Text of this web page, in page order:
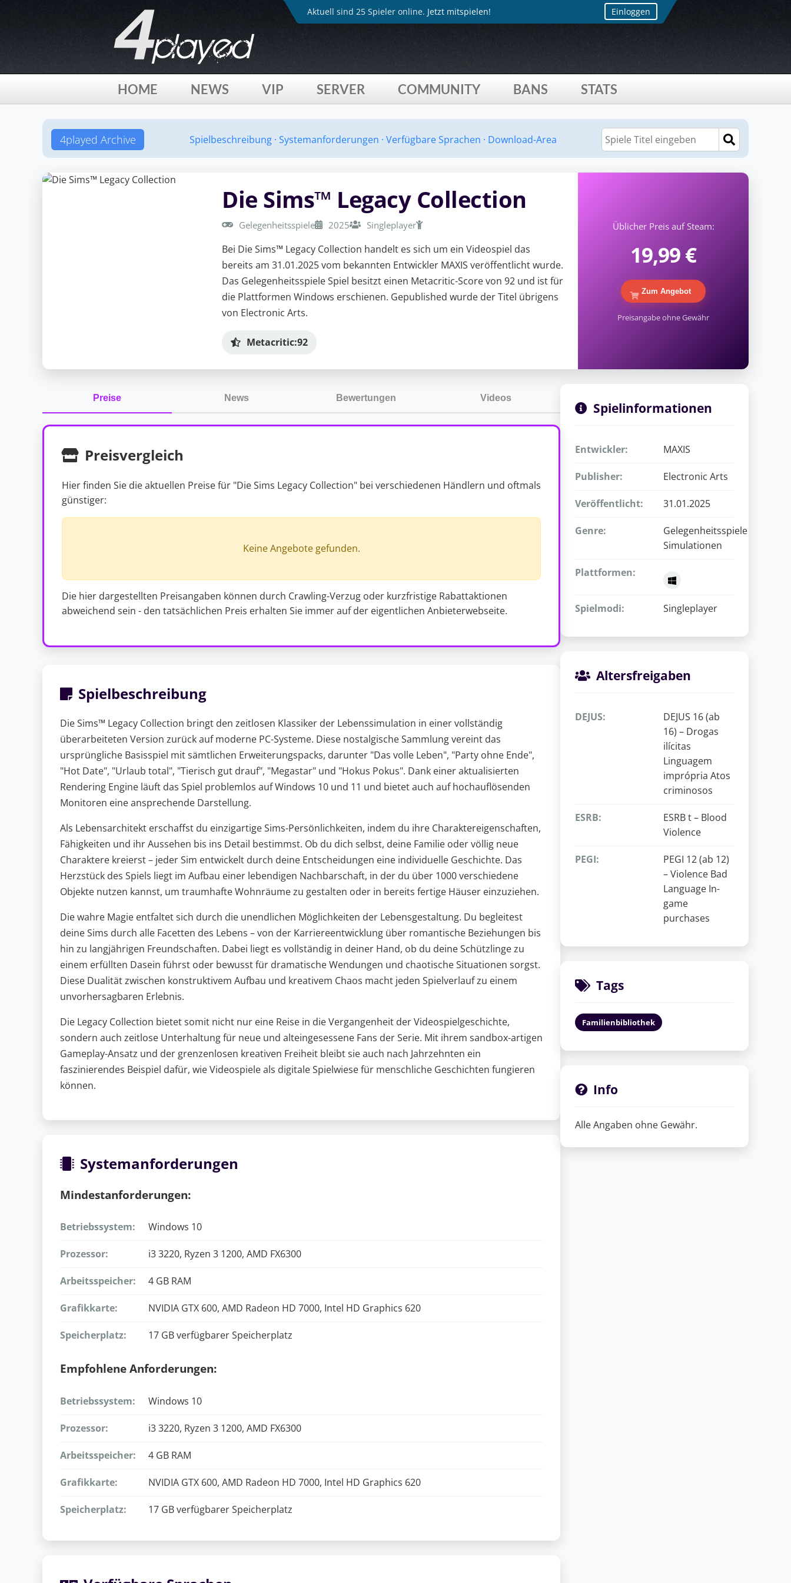
Aktuell sind 25 Spieler online. Jetzt mitspielen! Einloggen
HOME NEWS VIP SERVER COMMUNITY BANS STATS
4played Archive Spielbeschreibung· Systemanforderungen · Verfügbare Sprachen · Download-Area
Die Sims™ Legacy Collection
Gelegenheitsspiele 2025 Singleplayer
Bei Die Sims™ Legacy Collection handelt es sich um ein Videospiel das
bereits am 31.01.2025 vom bekannten Entwickler MAXIS veröffentlicht wurde.
Das Gelegenheitsspiele Spiel besitzt einen Metacritic-Score von 92 und ist für
die Plattformen Windows erschienen. Gepublished wurde der Titel übrigens
von Electronic Arts.
Metacritic:92
Üblicher Preis auf Steam:
19,99 €
Zum Angebot
Preisangabe ohne Gewähr
Preise News Bewertungen Videos
Preisvergleich
Hier finden Sie die aktuellen Preise für "Die Sims Legacy Collection" bei verschiedenen Händlern und oftmals
günstiger:
Keine Angebote gefunden.
Die hier dargestellten Preisangaben können durch Crawling-Verzug oder kurzfristige Rabattaktionen
abweichend sein - den tatsächlichen Preis erhalten Sie immer auf der eigentlichen Anbieterwebseite.
Spielbeschreibung
Die Sims™ Legacy Collection bringt den zeitlosen Klassiker der Lebenssimulation in einer vollständig
überarbeiteten Version zurück auf moderne PC-Systeme. Diese nostalgische Sammlung vereint das
ursprüngliche Basisspiel mit sämtlichen Erweiterungspacks, darunter "Das volle Leben", "Party ohne Ende",
"Hot Date", "Urlaub total", "Tierisch gut drauf", "Megastar" und "Hokus Pokus". Dank einer aktualisierten
Rendering Engine läuft das Spiel problemlos auf Windows 10 und 11 und bietet auch auf hochauflösenden
Monitoren eine ansprechende Darstellung.
Als Lebensarchitekt erschaffst du einzigartige Sims-Persönlichkeiten, indem du ihre Charaktereigenschaften,
Fähigkeiten und ihr Aussehen bis ins Detail bestimmst. Ob du dich selbst, deine Familie oder völlig neue
Charaktere kreierst – jeder Sim entwickelt durch deine Entscheidungen eine individuelle Geschichte. Das
Herzstück des Spiels liegt im Aufbau einer lebendigen Nachbarschaft, in der du über 1000 verschiedene
Objekte nutzen kannst, um traumhafte Wohnräume zu gestalten oder in bereits fertige Häuser einzuziehen.
Die wahre Magie entfaltet sich durch die unendlichen Möglichkeiten der Lebensgestaltung. Du begleitest
deine Sims durch alle Facetten des Lebens – von der Karriereentwicklung über romantische Beziehungen bis
hin zu langjährigen Freundschaften. Dabei liegt es vollständig in deiner Hand, ob du deine Schützlinge zu
einem erfüllten Dasein führst oder bewusst für dramatische Wendungen und chaotische Situationen sorgst.
Diese Dualität zwischen konstruktivem Aufbau und kreativem Chaos macht jeden Spielverlauf zu einem
unvorhersagbaren Erlebnis.
Die Legacy Collection bietet somit nicht nur eine Reise in die Vergangenheit der Videospielgeschichte,
sondern auch zeitlose Unterhaltung für neue und alteingesessene Fans der Serie. Mit ihrem sandbox-artigen
Gameplay-Ansatz und der grenzenlosen kreativen Freiheit bleibt sie auch nach Jahrzehnten ein
faszinierendes Beispiel dafür, wie Videospiele als digitale Spielwiese für menschliche Geschichten fungieren
können.
Systemanforderungen
Mindestanforderungen:
Betriebssystem: Windows 10
Prozessor: i3 3220, Ryzen 3 1200, AMD FX6300
Arbeitsspeicher: 4 GB RAM
Grafikkarte: NVIDIA GTX 600, AMD Radeon HD 7000, Intel HD Graphics 620
Speicherplatz: 17 GB verfügbarer Speicherplatz
Empfohlene Anforderungen:
Betriebssystem: Windows 10
Prozessor: i3 3220, Ryzen 3 1200, AMD FX6300
Arbeitsspeicher: 4 GB RAM
Grafikkarte: NVIDIA GTX 600, AMD Radeon HD 7000, Intel HD Graphics 620
Speicherplatz: 17 GB verfügbarer Speicherplatz
Spielinformationen
Entwickler: MAXIS
Publisher: Electronic Arts
Veröffentlicht: 31.01.2025
Genre:
Gelegenheitsspiele
Simulationen
Plattformen:
Spielmodi: Singleplayer
Altersfreigaben
DEJUS:
DEJUS 16 (ab
16) – Drogas
ilícitas
Linguagem
imprópria Atos
criminosos
ESRB:
ESRB t – Blood
Violence
PEGI:
PEGI 12 (ab 12)
– Violence Bad
Language In-
game
purchases
Tags
Familienbibliothek
Info
Alle Angaben ohne Gewähr.